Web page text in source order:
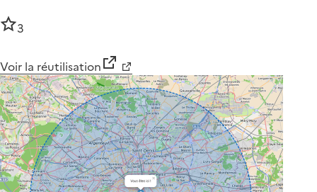
3
Voir la réutilisation